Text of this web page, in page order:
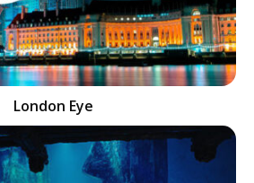
London Eye